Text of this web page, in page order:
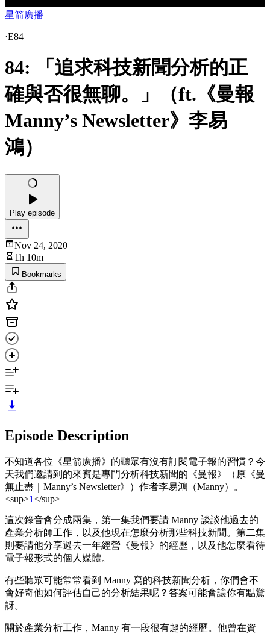
星箭廣播
·E84
84: 「追求科技新聞分析的正
確與否很無聊。」（ft.《曼報
Manny’s Newsletter》李易
鴻）
Play episode
Nov 24, 2020
1h 10m
Bookmarks
Episode Description
不知道各位《星箭廣播》的聽眾有沒有訂閱電子報的習慣？今
天我們邀請到的來賓是專門分析科技新聞的《曼報》（原《曼
無止盡｜Manny’s Newsletter》）作者李易鴻（Manny）。
<sup>1</sup>
這次錄音會分成兩集，第一集我們要請 Manny 談談他過去的
產業分析師工作，以及他現在怎麼分析那些科技新聞。第二集
則要請他分享過去一年經營《曼報》的經歷，以及他怎麼看待
電子報形式的個人媒體。
有些聽眾可能常常看到 Manny 寫的科技新聞分析，你們會不
會好奇他如何評估自己的分析結果呢？答案可能會讓你有點驚
訝。
關於產業分析工作，Manny 有一段很有趣的經歷。他曾在資